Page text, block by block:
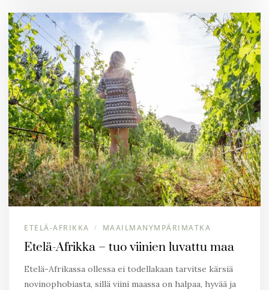
ETELÄ-AFRIKKA / MAAILMANYMPÄRIMATKA
Etelä-Afrikka – tuo viinien luvattu maa
Etelä-Afrikassa ollessa ei todellakaan tarvitse kärsiä
novinophobiasta, sillä viini maassa on halpaa, hyvää ja